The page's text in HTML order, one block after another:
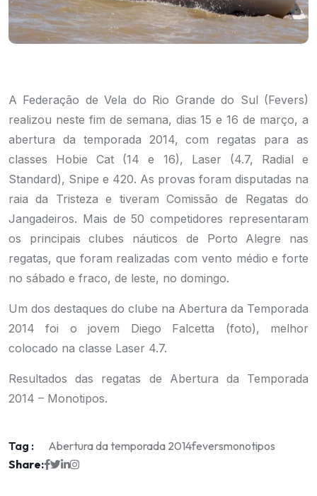
A Federação de Vela do Rio Grande do Sul (Fevers)
realizou neste fim de semana, dias 15 e 16 de março, a
abertura da temporada 2014, com regatas para as
classes Hobie Cat (14 e 16), Laser (4.7, Radial e
Standard), Snipe e 420. As provas foram disputadas na
raia da Tristeza e tiveram Comissão de Regatas do
Jangadeiros. Mais de 50 competidores representaram
os principais clubes náuticos de Porto Alegre nas
regatas, que foram realizadas com vento médio e forte
no sábado e fraco, de leste, no domingo.
Um dos destaques do clube na Abertura da Temporada
2014 foi o jovem Diego Falcetta (foto), melhor
colocado na classe Laser 4.7.
Resultados das regatas de Abertura da Temporada
2014 – Monotipos.
Tag : Abertura da temporada 2014feversmonotipos
Share: